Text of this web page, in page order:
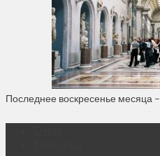
Последнее воскресенье месяца